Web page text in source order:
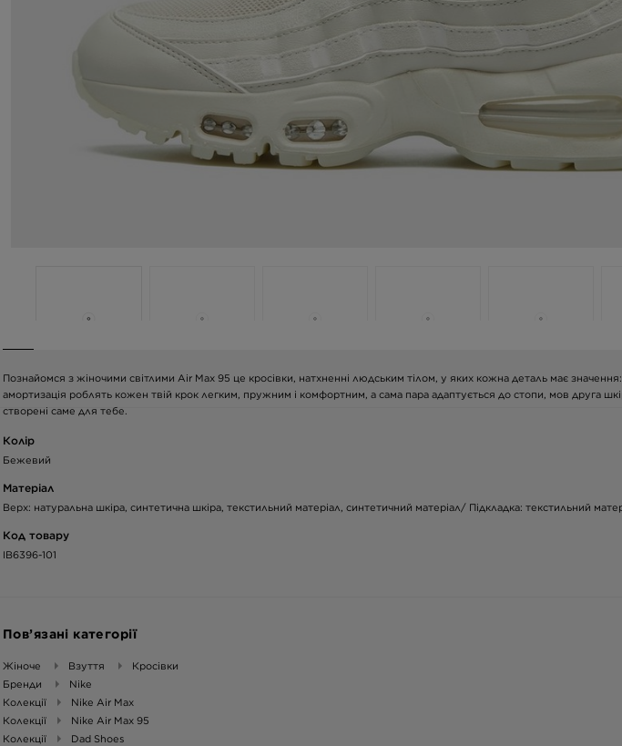
Познайомся з жіночими світлими Air Max 95 це кросівки, натхненні людським тілом, у яких кожна деталь має
амортизація роблять кожен твій крок легким, пружним і комфортним, а сама пара адаптується до стопи, мов друга
створені саме для тебе.
Колір
Бежевий
Матеріал
Верх: натуральна шкіра, синтетична шкіра, текстильний матеріал, синтетичний матеріал/ Підкладка: текстильний
Код товару
IB6396-101
Пов’язані категорії
Жіноче Взуття
Кросівки
Бренди
Nike
Колекції
Nike Air Max
Колекції
Nike Air Max 95
Колекції
Dad Shoes